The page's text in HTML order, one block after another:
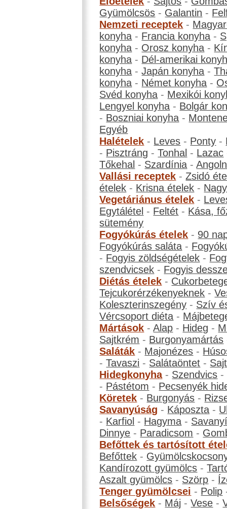
Gyümölcsös - Galantin -
Nemzeti receptek -
konyha - Francia konyha -
konyha - Orosz konyha -
konyha - Dél-amerikai
konyha -Japán konyha -
konyha - Német konyha -
Svéd konyha - Mexikói
Lengyel konyha - Bolgár
- Boszniai konyha -
Egyéb
Halételek - Leves - Ponty -
- Pisztráng -Tonhal - Lazac
Tőkehal - Szardínia -
Vallási receptek -Zsidó
ételek - Krisna ételek -
Vegetáriánus ételek -
Egytálétel - Feltét - Kása,
sütemény
Fogyókúrás ételek - 90
Fogyókúrás saláta -
- Fogyis zöldségételek -
szendvicsek - Fogyis
Diétás ételek -
Tejcukorérzékenyeknek -
Koleszterinszegény - Szív
Vércsoport diéta -
Mártások -Alap - Hideg -
Sajtkrém - Burgonyamártás
Saláták - Majonézes -
-Tavaszi - Salátaöntet -
Hidegkonyha- Szendvics -
- Pástétom - Pecsenyék
Köretek - Burgonyás -
Savanyúság - Káposzta -
- Karfiol - Hagyma -
Dinnye - Paradicsom -
Befőttek és tartósított
Befőttek -
Kandírozott gyümölcs -
Aszalt gyümölcs - Szörp -
Tenger gyümölcsei - Polip
Belsőségek - Máj -Vese -